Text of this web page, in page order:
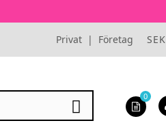
Privat | Företag SEK

0